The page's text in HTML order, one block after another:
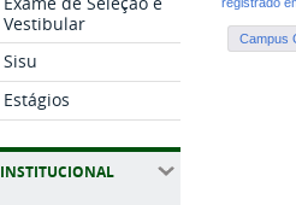
Vestibular
Sisu
Estágios
INSTITUCIONAL
registrado
Campus